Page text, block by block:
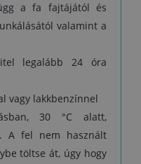
a fa fajtájától és
valamint a
legalább 24 óra
vagy lakkbenzínnel
30 °C alatt,
A fel nem használt
töltse át, úgy hogy